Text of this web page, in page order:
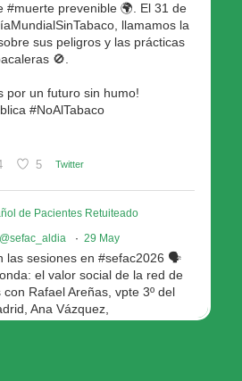
#muerte prevenible 🌍. El 31 de
llamamos la
sus peligros y las prácticas
🚫.
por un futuro sin humo!
#NoAlTabaco
5 Twitter
de Pacientes Retuiteado
@sefac_aldia · 29 May
las sesiones en #sefac2026 🗣️
el valor social de la red de
Rafael Areñas, vpte 3º del
Ana Vázquez,